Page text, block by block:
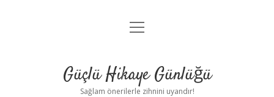
Anasayfa
Yasal Uyarı
menüyü
Güçlü Hikaye Günlüğü
Sağlam önerilerle zihnini uyandır!